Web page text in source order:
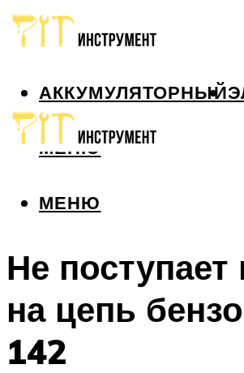
АККУМУЛЯТОРНЫЙ
МЕНЮ
МЕНЮ
Не поступает
на цепь
142